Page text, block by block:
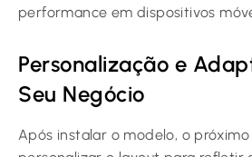
performance em dispositivos
Personalização e
Seu Negócio
Após instalar o modelo, o próximo